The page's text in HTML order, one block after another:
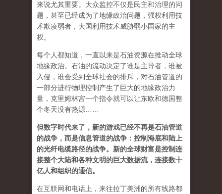
来说尤其重要。大众监控不仅是民主和治理的问
题，甚至已经成为了地缘政治问题，强权利用技
术欺凌弱者，大国利用技术威胁弱小国家的主
权。
每个人都知道，一直以来是石油资源在推动全球
地缘政治。石油的流动决定了谁是主导者，谁被
入侵，谁会受到全球社会的排斥，对石油管道的
一部分进行物理控制产生了巨大的地缘政治力
量，克里姆林宫一个指令就可以让东欧和德国整
个冬天没有热源……
但数字时代来了，新的游戏已经不再是石油管道
的战争，而是信息管道的战争：控制海底和陆上
的光纤电缆路径的战争。新的全球财富是控制连
接整个大陆和各种文明的巨大数据流，连接数十
亿人和组织的通信。
在互联网和电话上，来往拉丁美洲的所有线路都